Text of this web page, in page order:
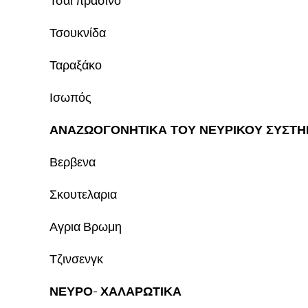
Τσουκνίδα
Ταραξάκο
Ισωπός
ΑΝΑΖΩΟΓΟΝΗΤΙΚΑ ΤΟΥ ΝΕΥΡΙΚΟΥ
Βερβενα
Σκουτελαρια
Αγρια Βρωμη
Τζινσενγκ
ΝΕΥΡΟ- ΧΑΛΑΡΩΤΙΚΑ